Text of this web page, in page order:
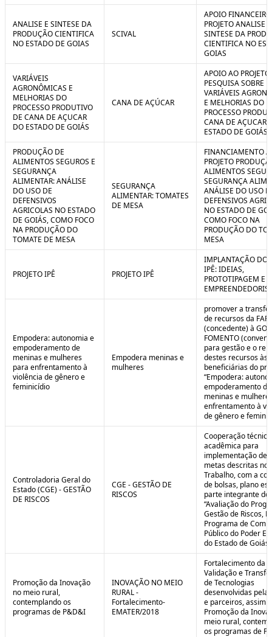
ANALISE E SINTESE DA
PRODUÇÃO CIENTIFICA
NO ESTADO DE GOIAS
SCIVAL
APOIO
PROJETO ANALISE E
SINTESE DA
CIENTIFICA NO
GOIAS
VARIÁVEIS
AGRONÔMICAS E
MELHORIAS DO
PROCESSO PRODUTIVO
DE CANA DE AÇUCAR
DO ESTADO DE GOIÁS
CANA DE AÇÚCAR
APOIO AO
PESQUISA SOBRE
VARIÁVEIS
E MELHORIAS DO
PROCESSO
CANA DE AÇUCAR
ESTADO DE GOIÁS
PRODUÇÃO DE
ALIMENTOS SEGUROS E
SEGURANÇA
ALIMENTAR: ANÁLISE
DO USO DE
DEFENSIVOS
AGRICOLAS NO ESTADO
DE GOIÁS, COMO FOCO
NA PRODUÇÃO DO
TOMATE DE MESA
SEGURANÇA
ALIMENTAR: TOMATES
DE MESA
FINANCIAMENTO
PROJETO
ALIMENTOS
SEGURANÇA
ANÁLISE DO USO
DEFENSIVOS
NO ESTADO DE
COMO FOCO NA
PRODUÇÃO DO
MESA
PROJETO IPÊ PROJETO IPÊ
IMPLANTAÇÃO DO
IPÊ: IDEIAS,
PROTOTIPAGEM E
Empodera: autonomia e
empoderamento de
meninas e mulheres
para enfrentamento à
violência de gênero e
feminicídio
Empodera meninas e
mulheres
promover a
de recursos da
(concedente) à
FOMENTO
para gestão e o
destes recursos às
beneficiárias do
“Empodera:
empoderamento de
meninas e
enfrentamento à
de gênero e
Controladoria Geral do
Estado (CGE) - GESTÃO
DE RISCOS
CGE - GESTÃO DE
RISCOS
Cooperação
acadêmica para
implementação de
metas descritas no
Trabalho, com a
de bolsas, plano
parte integrante do
“Avaliação do
Gestão de Riscos,
Programa de
Público do Poder
do Estado de
Promoção da Inovação
no meio rural,
contemplando os
programas de P&D&I
INOVAÇÃO NO MEIO
RURAL -
Fortalecimento-
EMATER/2018
Fortalecimento da
Validação e
de Tecnologias
desenvolvidas pela
e parceiros, assim
Promoção da
meio rural,
os programas de